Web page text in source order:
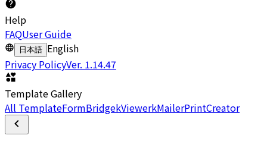
Help
FAQUser Guide
日本語 English
Privacy PolicyVer. 1.14.47
Template Gallery
All TemplateFormBridgekViewerkMailerPrintCreator